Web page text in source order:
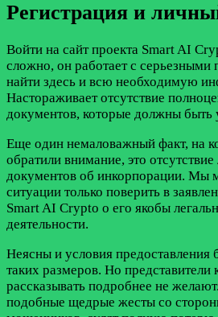
Регистрация и
Войти на сайт проекта Smart AI
сложно, он работает с
найти здесь и всю необходимую
Настораживает отсутствие
документов, которые должны быть
Еще один немаловажный факт, на
обратили внимание, это
документов об инкорпорации. Мы
ситуации только поверить в
Smart AI Crypto о его якобы
деятельности.
Неясны и условия предоставления
таких размеров. Но
рассказывать подробнее не
подобные щедрые жесты со